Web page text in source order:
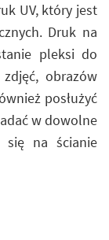
UV, który jest
Druk na
pleksi do
obrazów
posłużyć
w dowolne
się na ścianie